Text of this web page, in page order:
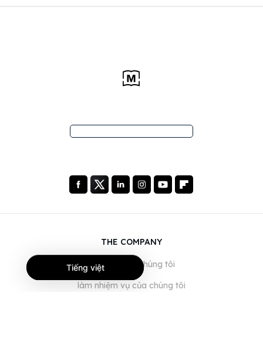
THE COMPANY
Giới thiệu về chúng tôi
làm nhiệm vụ của chúng tôi
Tiếng việt